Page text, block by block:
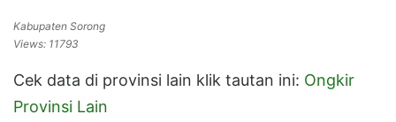
Kabupaten Sorong
Views: 11793
Cek data di provinsi lain klik tautan ini: Ongkir
Provinsi Lain